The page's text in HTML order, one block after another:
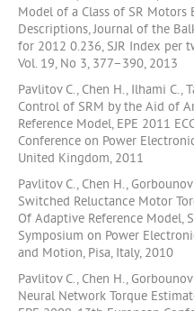
Model of a Class of SR Motors
Descriptions, Journal of the
for 2012 0.236, SJR Index per
Vol. 19, No 3, 377–390, 2013
Pavlitov C., Chen H., Ilhami C.,
Control of SRM by the Aid of
Reference Model, EPE 2011
Conference on Power
United Kingdom, 2011
Pavlitov C., Chen H.,
Switched Reluctance Motor
Of Adaptive Reference Model,
Symposium on Power
and Motion, Pisa, Italy, 2010
Pavlitov C., Chen H.,
Neural Network Torque